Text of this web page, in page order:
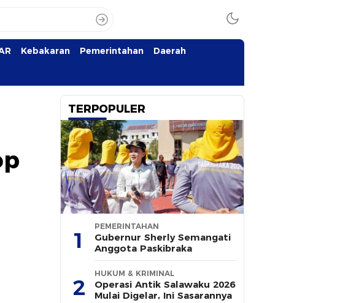
Kebakaran Pemerintahan Daerah
TERPOPULER
1
PEMERINTAHAN
Gubernur Sherly Semangati
Anggota Paskibraka
2
HUKUM & KRIMINAL
Operasi Antik Salawaku 2026
Mulai Digelar, Ini Sasarannya